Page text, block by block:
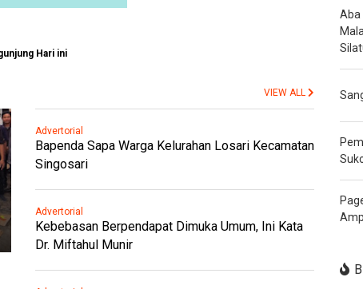
Hari ini
VIEW ALL
Advertorial
Bapenda Sapa Warga Kelurahan Losari Kecamatan
Singosari
Advertorial
Kebebasan Berpendapat Dimuka Umum, Ini Kata
Dr. Miftahul Munir
Aba